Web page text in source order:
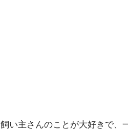
飼い主さんのことが大好きで、